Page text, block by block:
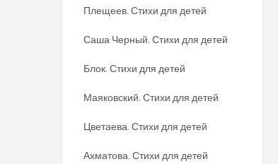
Плещеев. Стихи для детей
Саша Черный. Стихи для детей
Блок. Стихи для детей
Маяковский. Стихи для детей
Цветаева. Стихи для детей
Ахматова. Стихи для детей